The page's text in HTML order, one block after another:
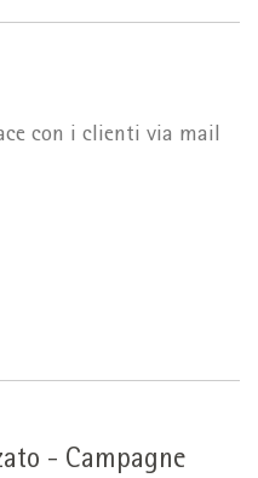
con i clienti via mail
- Campagne